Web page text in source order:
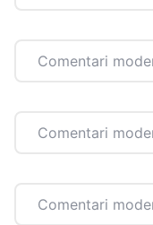
Comentari
Comentari
Comentari